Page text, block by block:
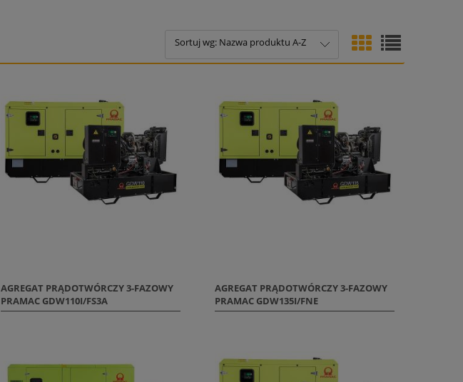
Sortuj wg: Nazwa produktu A-Z
AGREGAT PRĄDOTWÓRCZY 3-FAZOWY
PRAMAC GDW110I/FS3A
AGREGAT PRĄDOTWÓRCZY 3-FAZOWY
PRAMAC GDW135I/FNE